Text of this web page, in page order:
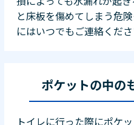
と床板を傷めてしまう危
にはいつでもご連絡くだ
ポケットの中の
トイレに行った際にポケ